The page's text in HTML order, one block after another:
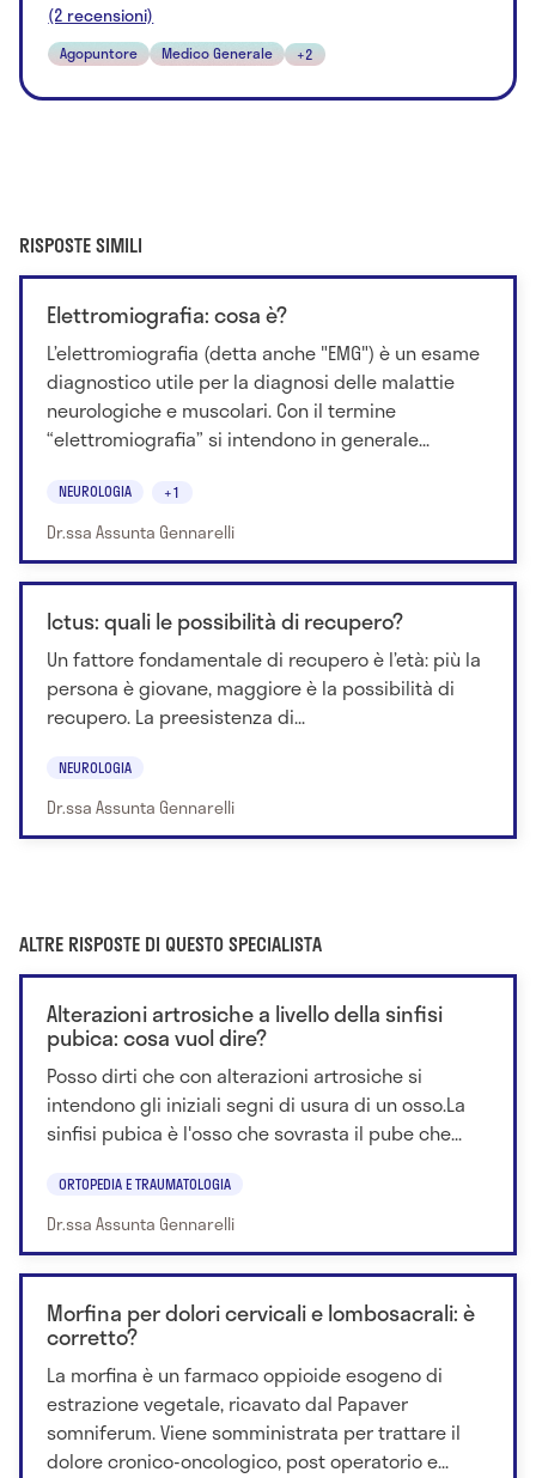
(2 recensioni)
Agopuntore Medico Generale +2
RISPOSTE SIMILI
Elettromiografia: cosa è?
L’elettromiografia (detta anche "EMG") è un esame
diagnostico utile per la diagnosi delle malattie
neurologiche e muscolari. Con il termine
“elettromiografia” si intendono in generale...
NEUROLOGIA +1
Dr.ssa Assunta Gennarelli
Ictus: quali le possibilità di recupero?
Un fattore fondamentale di recupero è l’età: più la
persona è giovane, maggiore è la possibilità di
recupero. La preesistenza di...
NEUROLOGIA
Dr.ssa Assunta Gennarelli
ALTRE RISPOSTE DI QUESTO SPECIALISTA
Alterazioni artrosiche a livello della sinfisi
pubica: cosa vuol dire?
Posso dirti che con alterazioni artrosiche si
intendono gli iniziali segni di usura di un osso.La
sinfisi pubica è l'osso che sovrasta il pube che...
ORTOPEDIA E TRAUMATOLOGIA
Dr.ssa Assunta Gennarelli
Morfina per dolori cervicali e lombosacrali: è
corretto?
La morfina è un farmaco oppioide esogeno di
estrazione vegetale, ricavato dal Papaver
somniferum. Viene somministrata per trattare il
dolore cronico-oncologico, post operatorio e...